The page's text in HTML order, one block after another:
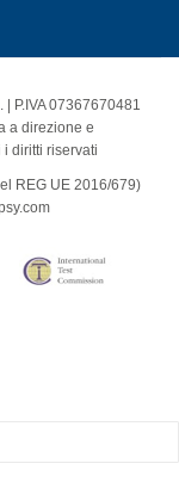
P.IVA 07367670481
a direzione e
diritti riservati
REG UE 2016/679)